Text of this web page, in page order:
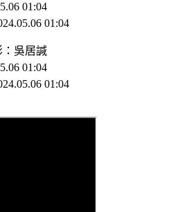
01:04
01:04
： 吳居諴
01:04
01:04